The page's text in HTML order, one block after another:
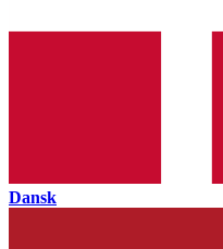
Dansk